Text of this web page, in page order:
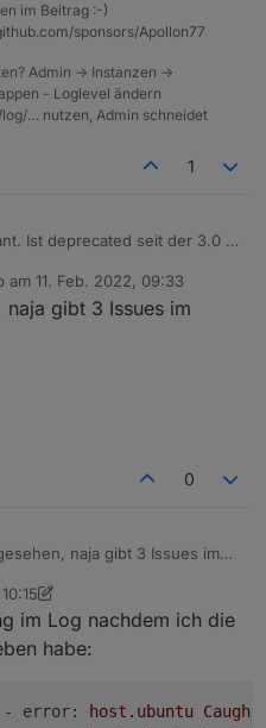
im Beitrag :-)
sponsors/Apollon77
Admin -> Instanzen ->
- Loglevel ändern
… nutzen, Admin schneidet
1
Ist deprecated seit der 3.0 ...
die Code stelle
@frankjoke/myadapter/
und ändere
... sorry
List in first post
am 11. Feb. 2022, 09:33
von
naja gibt 3 Issues im
0
naja gibt 3 Issues im
2. Nov. 2022, 11:57
im Log nachdem ich die
habe:
- error: host.ubuntu
Caught